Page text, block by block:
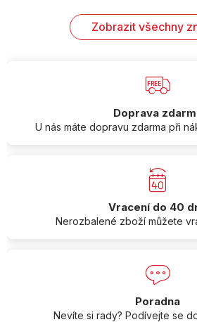
Zobrazit všechny
Doprava
U nás máte dopravu zdarma při
Vracení do 40
Nerozbalené zboží můžete
Poradna
Nevíte si rady? Podívejte se